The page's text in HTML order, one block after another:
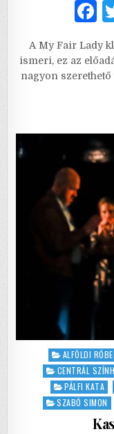
F
c
e
o
k
A My Fair Lady
ismeri, ez az
nagyon
Posted
in
ALFÖLDI
CENTRÁL
PÁLFI KATA
SZABÓ SIMON